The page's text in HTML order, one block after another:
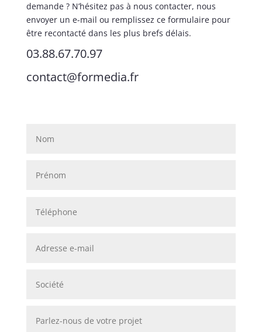
demande ? N’hésitez pas à nous contacter, nous
envoyer un e-mail ou remplissez ce formulaire pour
être recontacté dans les plus brefs délais.
03.88.67.70.97
contact@formedia.fr